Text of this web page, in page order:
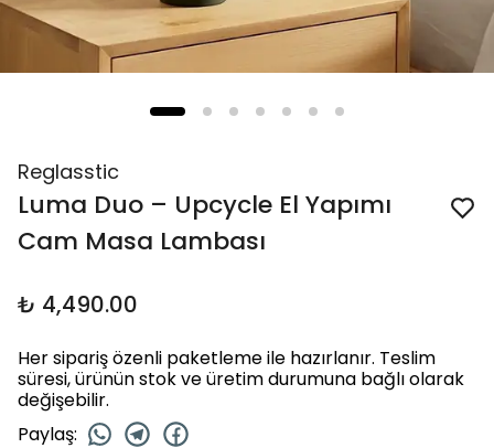
Reglasstic
Luma Duo – Upcycle El Yapımı
Cam Masa Lambası
₺ 4,490.00
Her sipariş özenli paketleme ile hazırlanır. Teslim
süresi, ürünün stok ve üretim durumuna bağlı olarak
değişebilir.
Paylaş: